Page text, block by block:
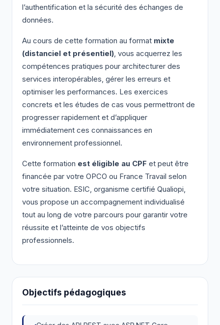
l’authentification et la sécurité des échanges de
données.
Au cours de cette formation au format mixte
(distanciel et présentiel), vous acquerrez les
compétences pratiques pour architecturer des
services interopérables, gérer les erreurs et
optimiser les performances. Les exercices
concrets et les études de cas vous permettront de
progresser rapidement et d’appliquer
immédiatement ces connaissances en
environnement professionnel.
Cette formation est éligible au CPF et peut être
financée par votre OPCO ou France Travail selon
votre situation. ESIC, organisme certifié Qualiopi,
vous propose un accompagnement individualisé
tout au long de votre parcours pour garantir votre
réussite et l’atteinte de vos objectifs
professionnels.
Objectifs pédagogiques